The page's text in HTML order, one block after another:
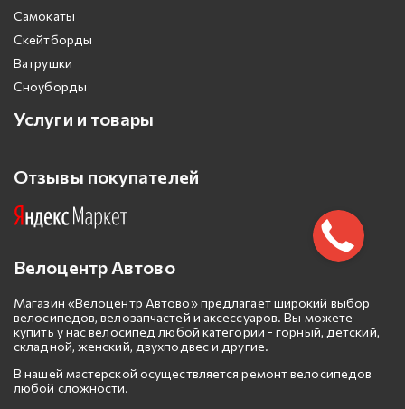
Самокаты
Скейтборды
Ватрушки
Сноуборды
Услуги и товары
Отзывы покупателей
Велоцентр Автово
Магазин «Велоцентр Автово» предлагает широкий выбор
велосипедов, велозапчастей и аксессуаров. Вы можете
купить у нас велосипед любой категории - горный, детский,
складной, женский, двухподвес и другие.
В нашей мастерской осуществляется ремонт велосипедов
любой сложности.